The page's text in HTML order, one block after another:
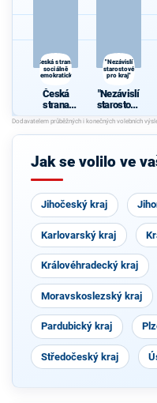
Česká strana
sociálně
demokratická
Česká
strana
sociálně
demokrati
cká
"Nezávislí
starostové
pro kraj"
"Nezávislí
starostové
pro kraj"
Jak se volilo ve
Jihočeský kraj
Karlovarský kraj
Královéhradecký kraj
Moravskoslezský kraj
Pardubický kraj
Středočeský kraj